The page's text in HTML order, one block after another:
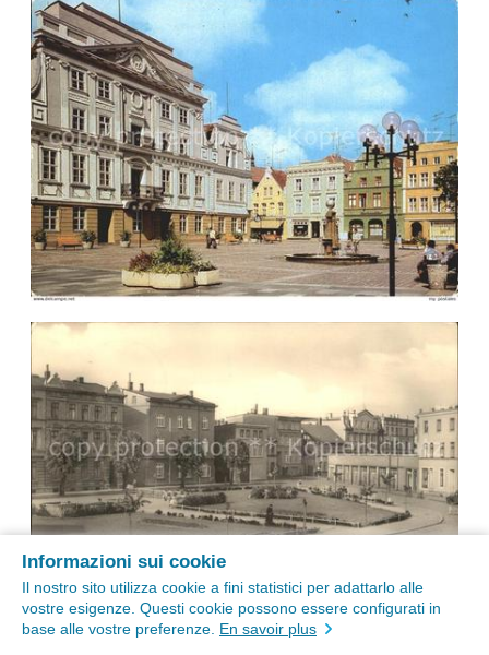
Informazioni sui cookie
Il nostro sito utilizza cookie a fini statistici per adattarlo alle
vostre esigenze. Questi cookie possono essere configurati in
base alle vostre preferenze. En savoir plus